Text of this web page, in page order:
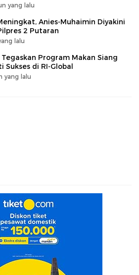
yang lalu
Anies-Muhaimin Diyakini
2 Putaran
lalu
Program Makan Siang
Sukses di RI-Global
yang lalu